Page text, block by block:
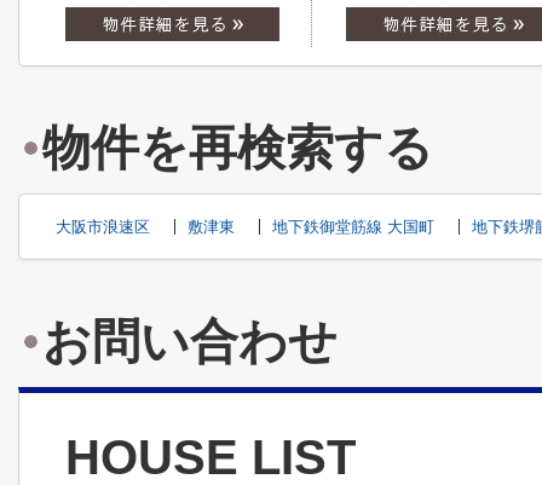
物件を再検索する
大阪市浪速区 敷津東 地下鉄御堂筋線 大国町 地下鉄堺
お問い合わせ
HOUSE LIST